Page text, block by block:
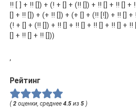
!! [ ] + !! []) + (! + [] + (!! []) + !! [] + !! [] +
[] + !! []) + (+ !! []) + (+ [] + (!! [!]) + !! []
(! + [] + (!! []) + !! [] + !! [] + !! [] + !! [] + !!
[] + !! [] + !! []))
,
Рейтинг
( 2 оценки, среднее 4.5 из 5 )